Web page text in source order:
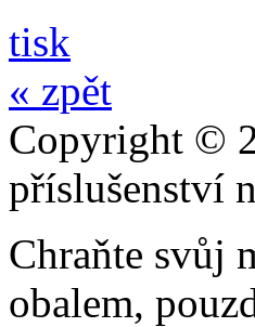
tisk
« zpět
Copyright ©
příslušenství
Chraňte svůj
obalem,